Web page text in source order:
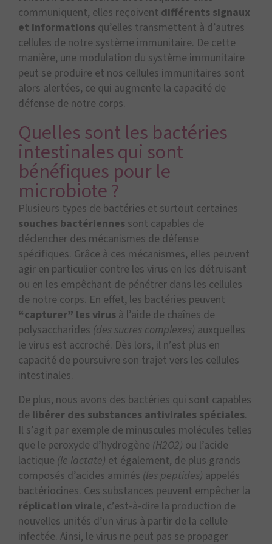
communiquent, elles reçoivent différents signaux
et informations qu’elles transmettent à d’autres
cellules de notre système immunitaire. De cette
manière, une modulation du système immunitaire
peut se produire et nos cellules immunitaires sont
alors alertées, ce qui augmente la capacité de
défense de notre corps.
Quelles sont les bactéries
intestinales qui sont
bénéfiques pour le
microbiote ?
Plusieurs types de bactéries et surtout certaines
souches bactériennes sont capables de
déclencher des mécanismes de défense
spécifiques. Grâce à ces mécanismes, elles peuvent
agir en particulier contre les virus en les détruisant
ou en les empêchant de pénétrer dans les cellules
de notre corps. En effet, les bactéries peuvent
“capturer” les virus à l’aide de chaînes de
polysaccharides (des sucres complexes) auxquelles
le virus est accroché. Dès lors, il n’est plus en
capacité de poursuivre son trajet vers les cellules
intestinales.
De plus, nous avons des bactéries qui sont capables
de libérer des substances antivirales spéciales.
Il s’agit par exemple de minuscules molécules telles
que le peroxyde d’hydrogène (H2O2) ou l’acide
lactique (le lactate) et également, de plus grands
composés d’acides aminés (les peptides) appelés
bactériocines. Ces substances peuvent empêcher la
réplication virale, c’est-à-dire la production de
nouvelles unités d’un virus à partir de la cellule
infectée. Ainsi, le virus ne peut pas se propager